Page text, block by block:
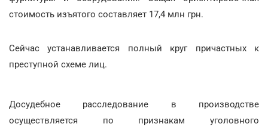
стоимость изъятого составляет 17,4 млн грн.
Сейчас устанавливается полный круг причастных к
преступной схеме лиц.
Досудебное расследование в производстве
осуществляется по признакам уголовного